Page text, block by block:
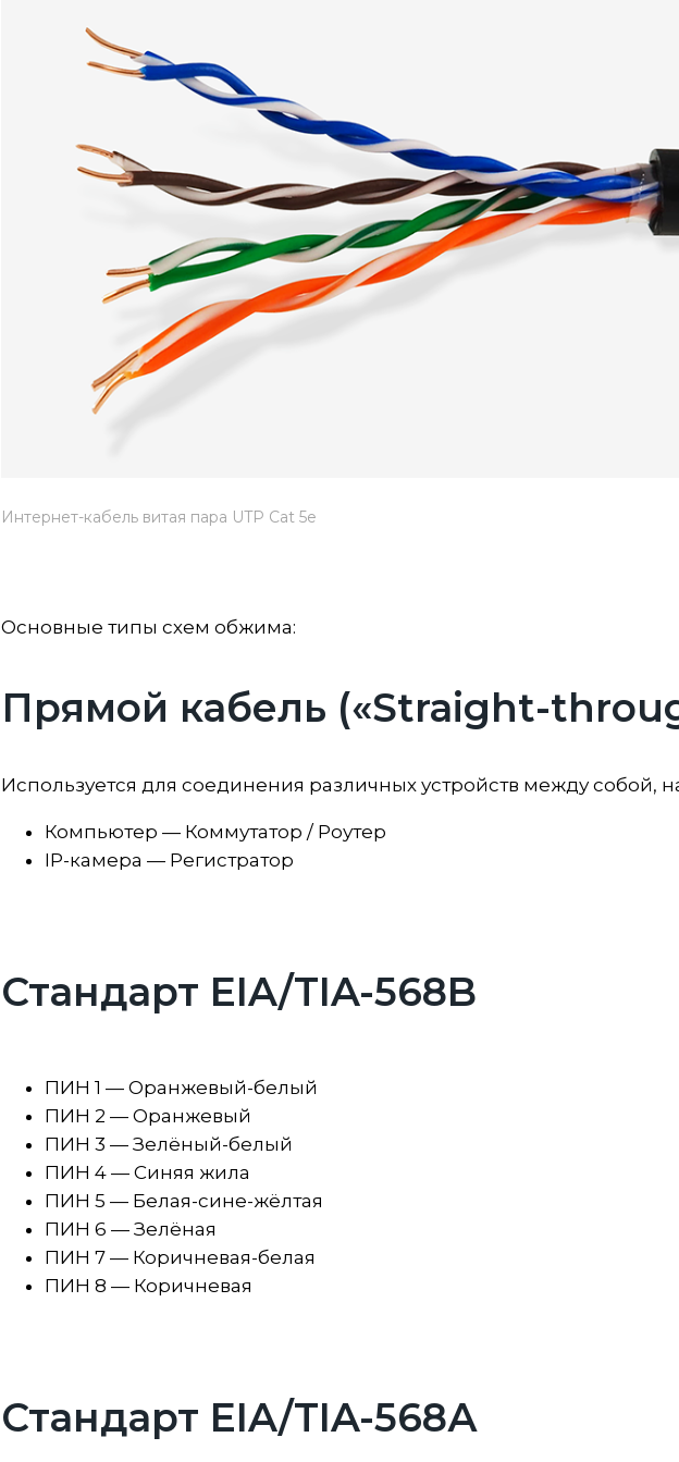
Интернет-кабель витая пара UTP Cat 5e
Основные типы схем обжима:
Прямой кабель («Straight-
Используется для соединения различных устройств между собой,
Компьютер — Коммутатор / Роутер
IP-камера — Регистратор
Стандарт EIA/TIA-568B
ПИН 1 — Оранжевый-белый
ПИН 2 — Оранжевый
ПИН 3 — Зелёный-белый
ПИН 4 — Синяя жила
ПИН 5 — Белая-сине-жёлтая
ПИН 6 — Зелёная
ПИН 7 — Коричневая-белая
ПИН 8 — Коричневая
Стандарт EIA/TIA-568А